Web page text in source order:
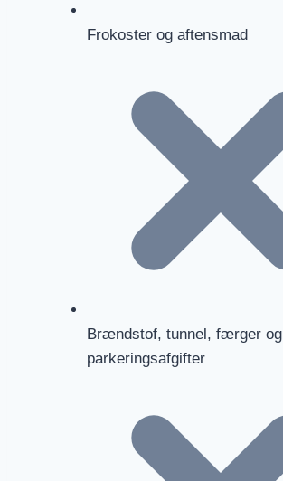
Frokoster og aftensmad
Brændstof, tunnel, færger og
parkeringsafgifter